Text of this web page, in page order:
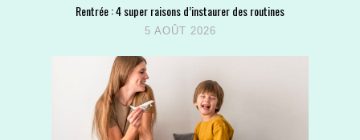
Rentrée : 4 super raisons d’instaurer des routines
5 AOÛT 2026